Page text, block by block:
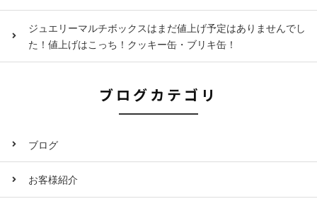
ジュエリーマルチボックスはまだ値上げ予定はありませんでし
た！値上げはこっち！クッキー缶・ブリキ缶！
ブログカテゴリ
ブログ
お客様紹介